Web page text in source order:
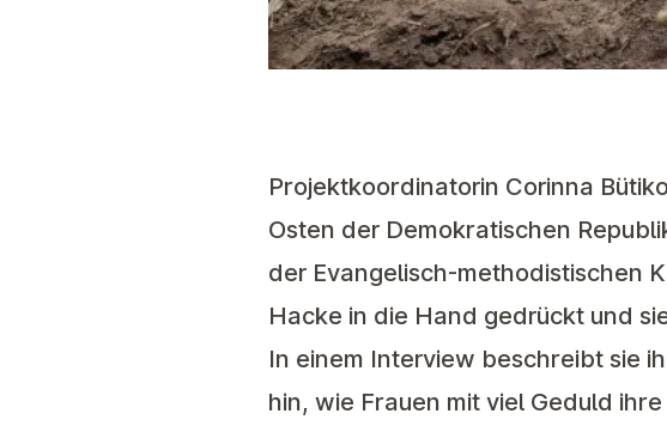
Projektkoordinatorin Corinna
Osten der Demokratischen
der Evangelisch-methodistischen
Hacke in die Hand gedrückt und
In einem Interview beschreibt sie
hin, wie Frauen mit viel Geduld